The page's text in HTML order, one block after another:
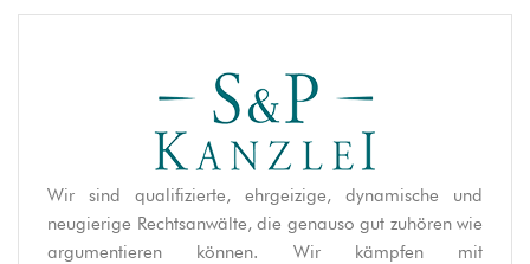
Wir sind qualifizierte, ehrgeizige, dynamische und
neugierige Rechtsanwälte, die genauso gut zuhören wie
argumentieren können. Wir kämpfen mit